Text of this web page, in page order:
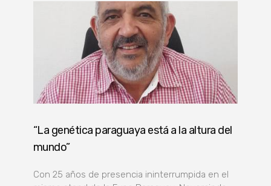
“La genética paraguaya está a la altura del
mundo”
Con 25 años de presencia ininterrumpida en el